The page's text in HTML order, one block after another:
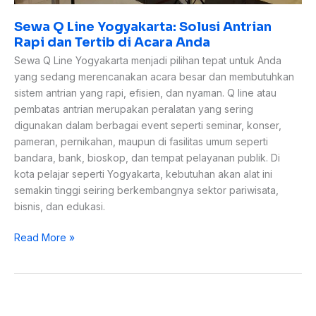
Sewa Q Line Yogyakarta: Solusi Antrian
Rapi dan Tertib di Acara Anda
Sewa Q Line Yogyakarta menjadi pilihan tepat untuk Anda
yang sedang merencanakan acara besar dan membutuhkan
sistem antrian yang rapi, efisien, dan nyaman. Q line atau
pembatas antrian merupakan peralatan yang sering
digunakan dalam berbagai event seperti seminar, konser,
pameran, pernikahan, maupun di fasilitas umum seperti
bandara, bank, bioskop, dan tempat pelayanan publik. Di
kota pelajar seperti Yogyakarta, kebutuhan akan alat ini
semakin tinggi seiring berkembangnya sektor pariwisata,
bisnis, dan edukasi.
Read More »